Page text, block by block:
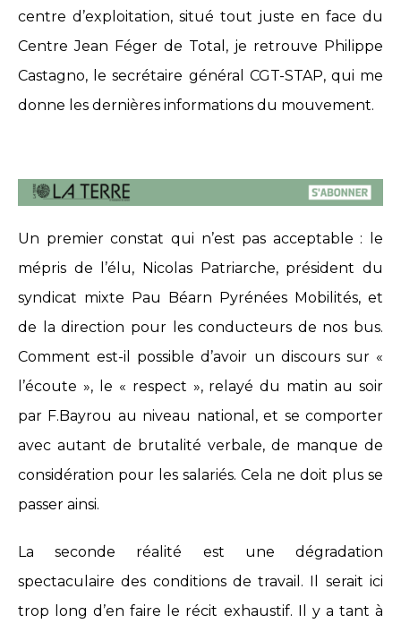
centre d’exploitation, situé tout juste en face du
Centre Jean Féger de Total, je retrouve Philippe
Castagno, le secrétaire général CGT-STAP, qui me
donne les dernières informations du mouvement.
Un premier constat qui n’est pas acceptable : le
mépris de l’élu, Nicolas Patriarche, président du
syndicat mixte Pau Béarn Pyrénées Mobilités, et
de la direction pour les conducteurs de nos bus.
Comment est-il possible d’avoir un discours sur «
l’écoute », le « respect », relayé du matin au soir
par F.Bayrou au niveau national, et se comporter
avec autant de brutalité verbale, de manque de
considération pour les salariés. Cela ne doit plus se
passer ainsi.
La seconde réalité est une dégradation
spectaculaire des conditions de travail. Il serait ici
trop long d’en faire le récit exhaustif. Il y a tant à